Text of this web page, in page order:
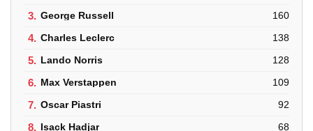
3. George Russell 160
4. Charles Leclerc 138
5. Lando Norris 128
6. Max Verstappen 109
7. Oscar Piastri 92
8. Isack Hadjar 68